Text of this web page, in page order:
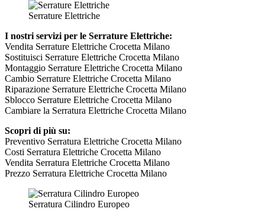
Serrature Elettriche
I nostri servizi per le Serrature Elettriche:
Vendita Serrature Elettriche Crocetta Milano
Sostituisci Serrature Elettriche Crocetta Milano
Montaggio Serrature Elettriche Crocetta Milano
Cambio Serrature Elettriche Crocetta Milano
Riparazione Serrature Elettriche Crocetta Milano
Sblocco Serrature Elettriche Crocetta Milano
Cambiare la Serratura Elettriche Crocetta Milano
Scopri di più su:
Preventivo Serratura Elettriche Crocetta Milano
Costi Serratura Elettriche Crocetta Milano
Vendita Serratura Elettriche Crocetta Milano
Prezzo Serratura Elettriche Crocetta Milano
Serratura Cilindro Europeo